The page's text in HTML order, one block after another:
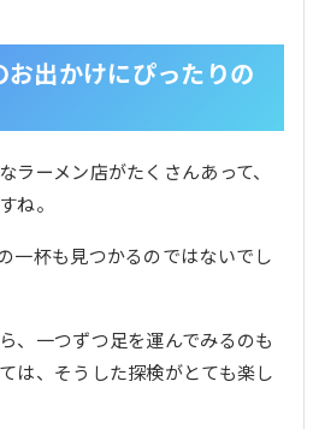
お出かけにぴったりの
ラーメン店がたくさんあって、
ね。
一杯も見つかるのではないでし
、一つずつ足を運んでみるのも
は、そうした探検がとても楽し